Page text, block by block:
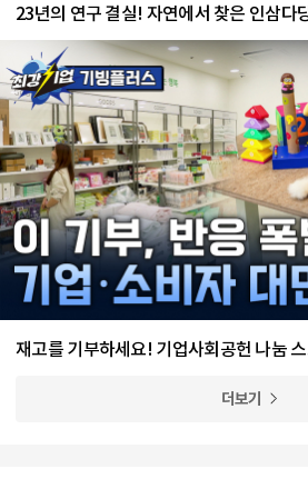
23년의 연구 결실! 자연에서 찾은 인삼다
재고를 기부하세요! 기업사회공헌 나눔
더보기